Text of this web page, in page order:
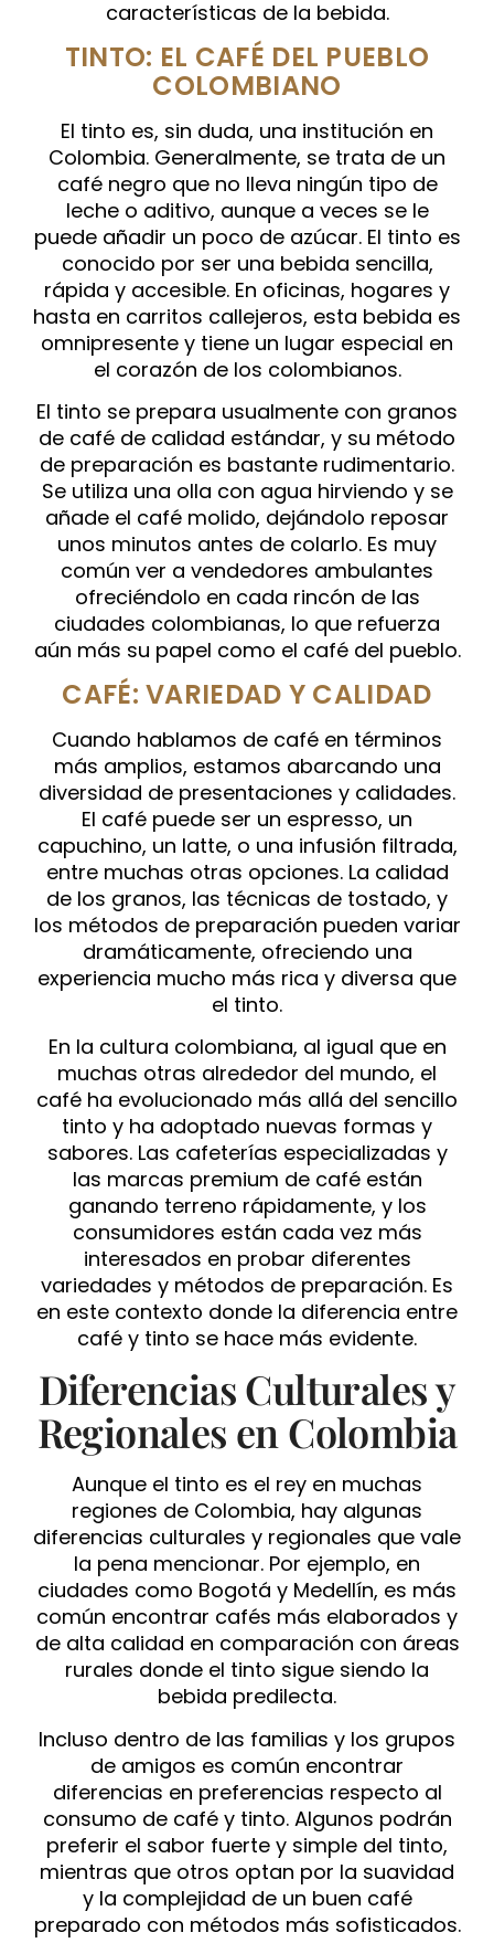
características de la bebida.
TINTO: EL CAFÉ DEL PUEBLO
COLOMBIANO
El tinto es, sin duda, una institución en
Colombia. Generalmente, se trata de un
café negro que no lleva ningún tipo de
leche o aditivo, aunque a veces se le
puede añadir un poco de azúcar. El tinto es
conocido por ser una bebida sencilla,
rápida y accesible. En oficinas, hogares y
hasta en carritos callejeros, esta bebida es
omnipresente y tiene un lugar especial en
el corazón de los colombianos.
El tinto se prepara usualmente con granos
de café de calidad estándar, y su método
de preparación es bastante rudimentario.
Se utiliza una olla con agua hirviendo y se
añade el café molido, dejándolo reposar
unos minutos antes de colarlo. Es muy
común ver a vendedores ambulantes
ofreciéndolo en cada rincón de las
ciudades colombianas, lo que refuerza
aún más su papel como el café del pueblo.
CAFÉ: VARIEDAD Y CALIDAD
Cuando hablamos de café en términos
más amplios, estamos abarcando una
diversidad de presentaciones y calidades.
El café puede ser un espresso, un
capuchino, un latte, o una infusión filtrada,
entre muchas otras opciones. La calidad
de los granos, las técnicas de tostado, y
los métodos de preparación pueden variar
dramáticamente, ofreciendo una
experiencia mucho más rica y diversa que
el tinto.
En la cultura colombiana, al igual que en
muchas otras alrededor del mundo, el
café ha evolucionado más allá del sencillo
tinto y ha adoptado nuevas formas y
sabores. Las cafeterías especializadas y
las marcas premium de café están
ganando terreno rápidamente, y los
consumidores están cada vez más
interesados en probar diferentes
variedades y métodos de preparación. Es
en este contexto donde la diferencia entre
café y tinto se hace más evidente.
Diferencias Culturales y
Regionales en Colombia
Aunque el tinto es el rey en muchas
regiones de Colombia, hay algunas
diferencias culturales y regionales que vale
la pena mencionar. Por ejemplo, en
ciudades como Bogotá y Medellín, es más
común encontrar cafés más elaborados y
de alta calidad en comparación con áreas
rurales donde el tinto sigue siendo la
bebida predilecta.
Incluso dentro de las familias y los grupos
de amigos es común encontrar
diferencias en preferencias respecto al
consumo de café y tinto. Algunos podrán
preferir el sabor fuerte y simple del tinto,
mientras que otros optan por la suavidad
y la complejidad de un buen café
preparado con métodos más sofisticados.